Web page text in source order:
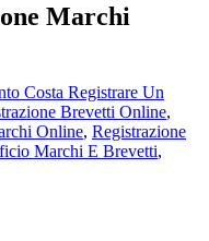
Marchi
Costa Registrare Un
Brevetti Online,
Online, Registrazione
Marchi E Brevetti,